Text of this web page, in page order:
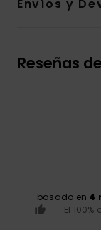
Envíos y
Reseñas
basado en 4
El